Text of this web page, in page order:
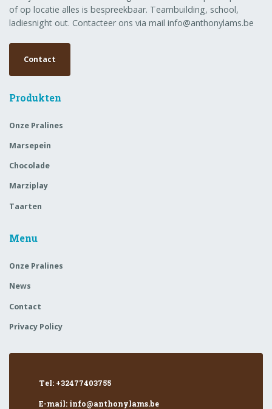
of op locatie alles is bespreekbaar. Teambuilding, school,
ladiesnight out. Contacteer ons via mail info@anthonylams.be
Contact
Produkten
Onze Pralines
Marsepein
Chocolade
Marziplay
Taarten
Menu
Onze Pralines
News
Contact
Privacy Policy
Tel: +32477403755
E-mail: info@anthonylams.be